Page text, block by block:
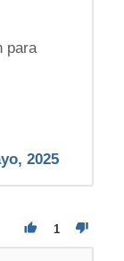
para
2025
1